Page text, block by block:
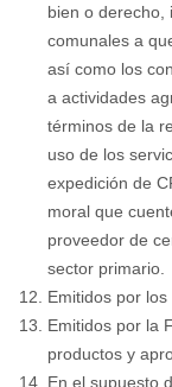
bien o derecho,
comunales a
así como los
a actividades
términos de la
uso de los
expedición de
moral que
proveedor de
sector primario.
Emitidos por
Emitidos por la
productos y
En el supuesto